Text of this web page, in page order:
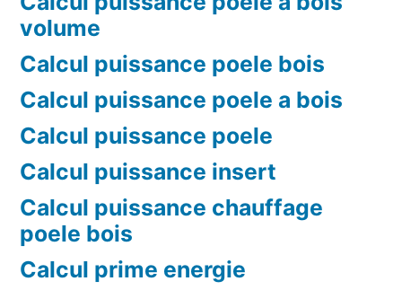
volume
Calcul puissance poele bois
Calcul puissance poele a bois
Calcul puissance poele
Calcul puissance insert
Calcul puissance chauffage
poele bois
Calcul prime energie